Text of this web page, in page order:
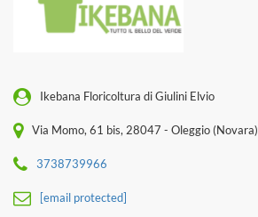
Ikebana Floricoltura di Giulini Elvio
Via Momo, 61 bis, 28047 - Oleggio (Novara)
3738739966
[email protected]